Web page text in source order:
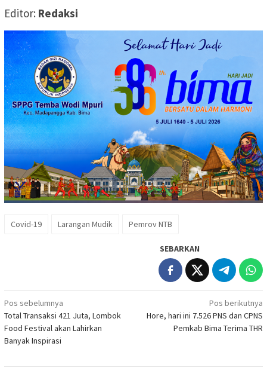
Editor: Redaksi
Covid-19 Larangan Mudik Pemrov NTB
SEBARKAN
Navigasi
pos
Pos sebelumnya
Total Transaksi 421 Juta, Lombok
Food Festival akan Lahirkan
Banyak Inspirasi
Pos berikutnya
Hore, hari ini 7.526 PNS dan CPNS
Pemkab Bima Terima THR